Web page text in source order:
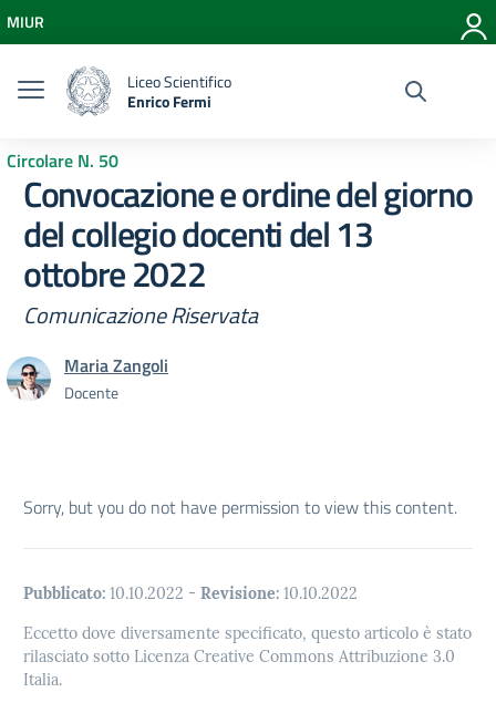
Vai al menu di navigazione
Vai al footer
MIUR
Liceo Scientifico
Enrico Fermi
Circolare N. 50
Convocazione e ordine del giorno
del collegio docenti del 13
ottobre 2022
Comunicazione Riservata
Maria Zangoli
Docente
Sorry, but you do not have permission to view this content.
Pubblicato: 10.10.2022 - Revisione: 10.10.2022
Eccetto dove diversamente specificato, questo articolo è stato
rilasciato sotto Licenza Creative Commons Attribuzione 3.0
Italia.